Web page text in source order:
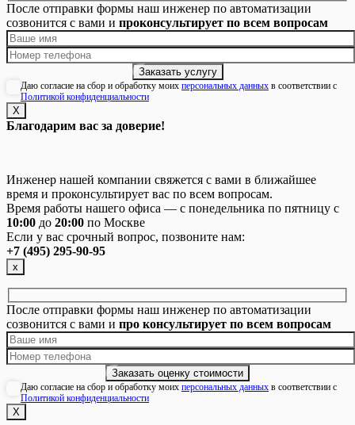
После отправки формы наш инженер по автоматизации
созвонится с вами и проконсультирует по всем вопросам
Даю согласие на сбор и обработку моих персональных данных в соответствии с
Политикой конфиденциальности
Х
Благодарим вас за доверие!
Инженер нашей компании свяжется с вами в ближайшее
время и проконсультирует вас по всем вопросам.
Время работы нашего офиса — с понедельника по пятницу с
10:00 до 20:00 по Москве
Если у вас срочный вопрос, позвоните нам:
+7 (495) 295-90-95
х
После отправки формы наш инженер по автоматизации
созвонится с вами и про консультирует по всем вопросам
Даю согласие на сбор и обработку моих персональных данных в соответствии с
Политикой конфиденциальности
Х